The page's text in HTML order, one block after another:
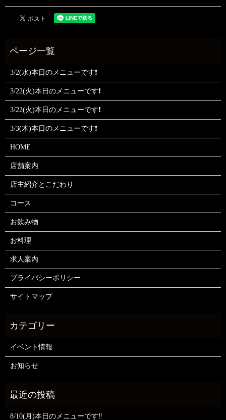
3/2(水)本日のメニューです❗
3/22(火)本日のメニューです❗
3/22(火)本日のメニューです❗
3/3(木)本日のメニューです❗
HOME
店舗案内
店主紹介とこだわり
コース
お飲み物
お料理
求人案内
プライバシーポリシー
サイトマップ
イベント情報
お知らせ
8/10(月)本日のメニューです‼️